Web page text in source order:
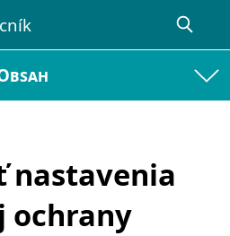
nastavenia
ochrany